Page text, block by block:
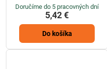
Doručíme do 5 pracovných dní
5,42 €
Do košíka